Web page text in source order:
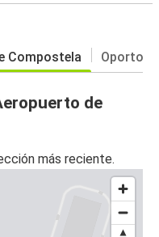
Compostela Oporto
de
más reciente.